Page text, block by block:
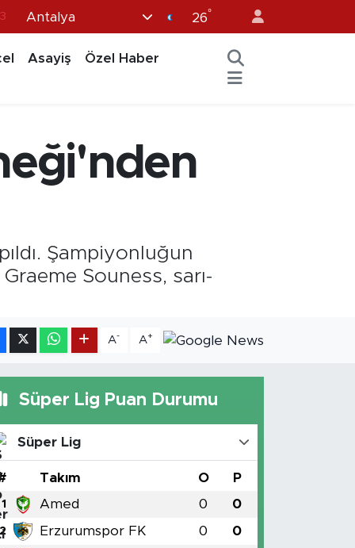
Antalya 26°
Asayiş
Özel Haber
Şampiyonluğun
Souness, sarı-
A- A+
Süper Lig Puan Durumu
Süper Lig
Takım O P
1 Amed 0 0
2 Erzurumspor FK 0 0